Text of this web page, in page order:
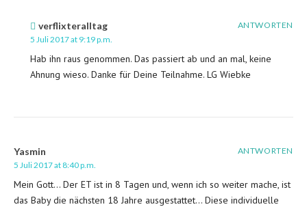
verflixteralltag
ANTWORTEN
5 Juli 2017 at 9:19 p.m.
Hab ihn raus genommen. Das passiert ab und an mal, keine
Ahnung wieso. Danke für Deine Teilnahme. LG Wiebke
Yasmin
ANTWORTEN
5 Juli 2017 at 8:40 p.m.
Mein Gott… Der ET ist in 8 Tagen und, wenn ich so weiter mache, ist
das Baby die nächsten 18 Jahre ausgestattet… Diese individuelle